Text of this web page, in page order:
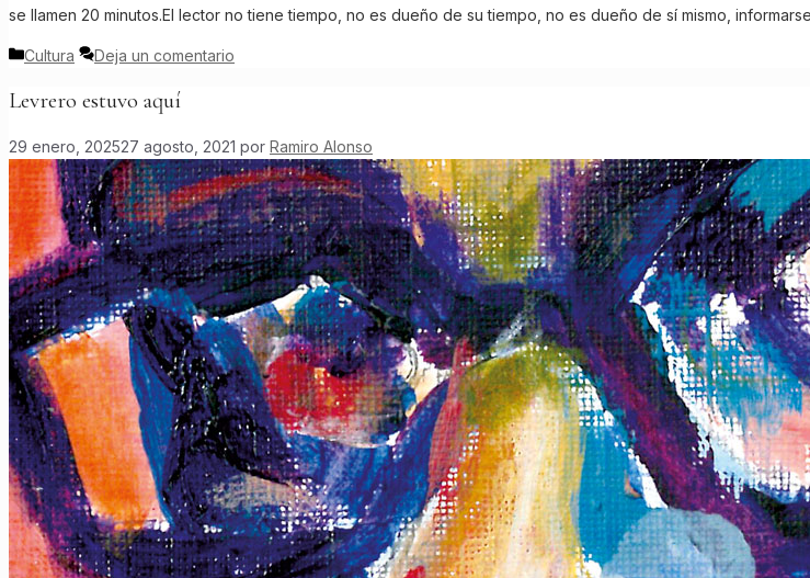
se llamen 20 minutos.El lector no tiene tiempo, no es dueño de su tiempo, no es dueño de sí mismo,
Categorías
Cultura Deja un comentario
Levrero estuvo aquí
29 enero, 202527 agosto, 2021 por Ramiro Alonso